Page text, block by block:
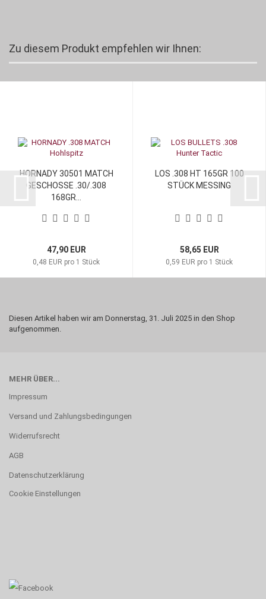
Zu diesem Produkt empfehlen wir Ihnen:
HORNADY 30501 MATCH
GESCHOSSE .30/.308
168GR...
47,90 EUR
0,48 EUR pro 1 Stück
LOS .308 HT 165GR 100
STÜCK MESSING
58,65 EUR
0,59 EUR pro 1 Stück
Diesen Artikel haben wir am Donnerstag, 31. Juli 2025 in den Shop
aufgenommen.
MEHR ÜBER...
Impressum
Versand und Zahlungsbedingungen
Widerrufsrecht
AGB
Datenschutzerklärung
Cookie Einstellungen